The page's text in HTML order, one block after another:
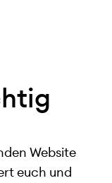
Website
euch und